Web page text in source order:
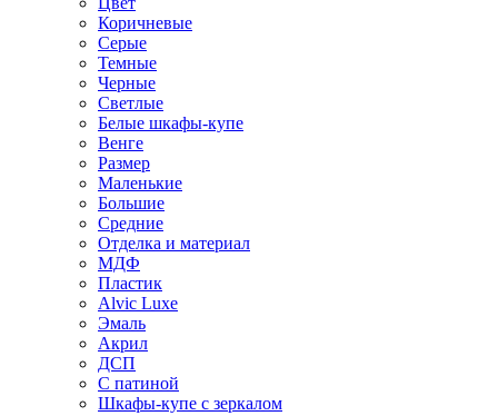
Коричневые
Серые
Темные
Черные
Светлые
Белые шкафы-купе
Венге
Размер
Маленькие
Большие
Средние
Отделка и материал
МДФ
Пластик
Alvic Luxe
Эмаль
Акрил
ДСП
С патиной
Шкафы-купе с зеркалом